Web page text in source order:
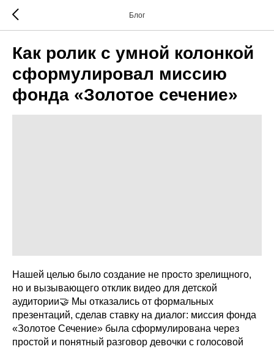
Блог
Как ролик с умной колонкой
сформулировал миссию
фонда «Золотое сечение»
Нашей целью было создание не просто зрелищного,
но и вызывающего отклик видео для детской
аудитории🤝 Мы отказались от формальных
презентаций, сделав ставку на диалог: миссия фонда
«Золотое Сечение» была сформулирована через
простой и понятный разговор девочки с голосовой